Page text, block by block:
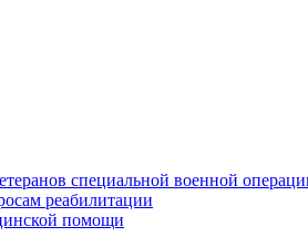
специальной военной
реабилитации
помощи